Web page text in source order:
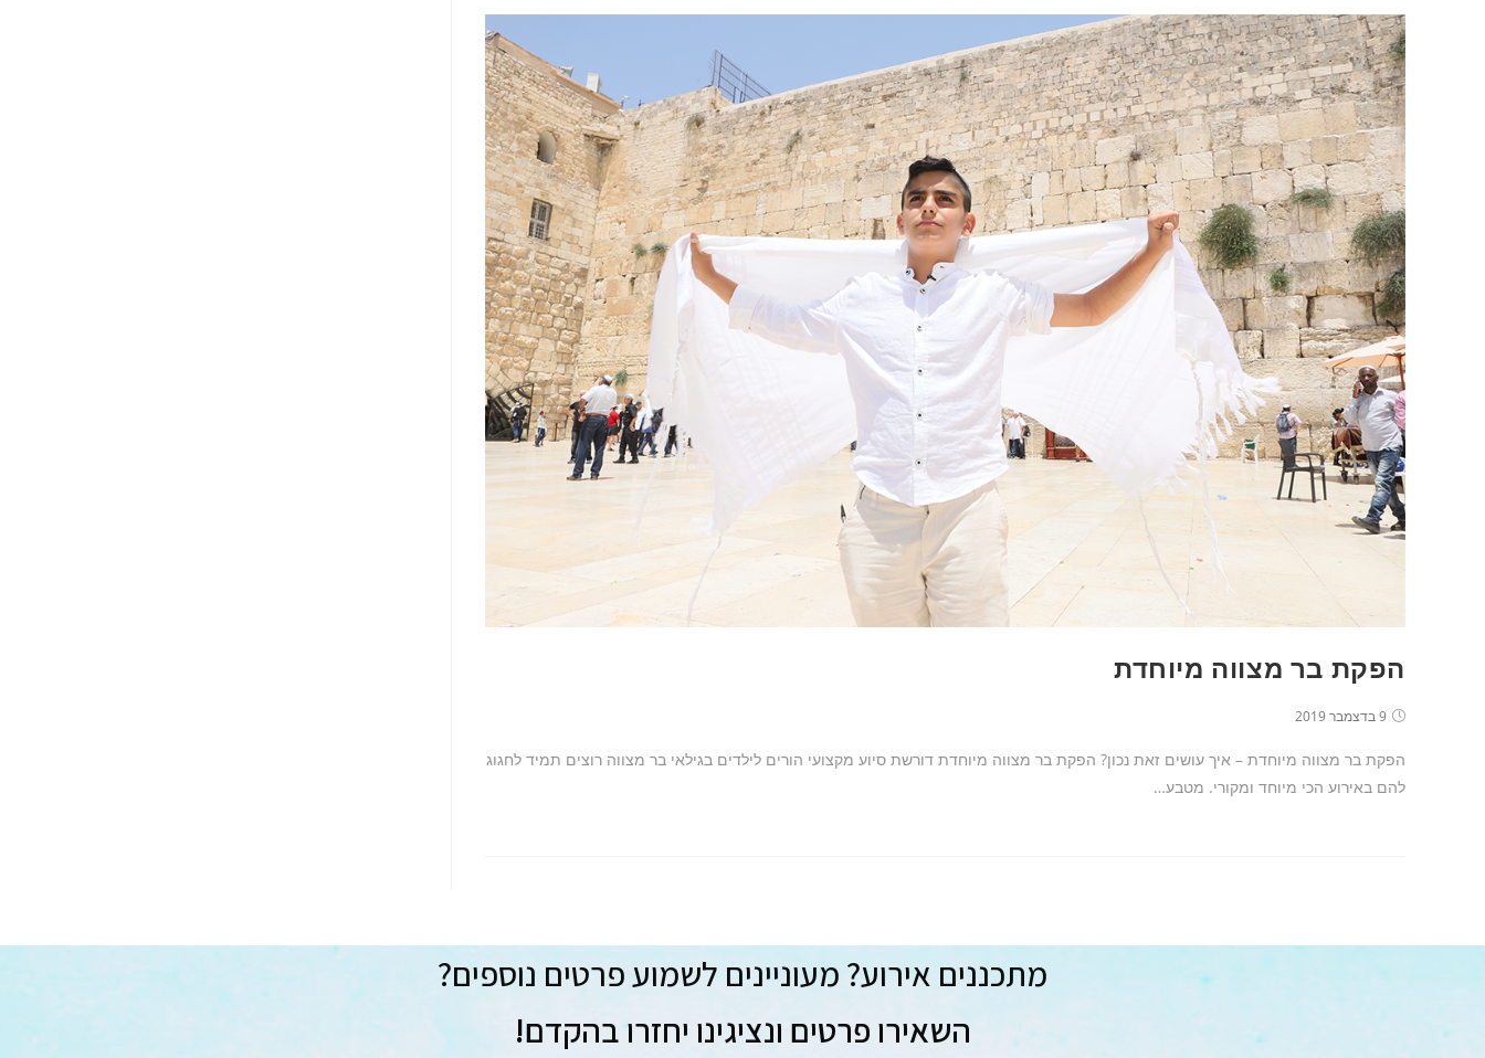
הפקת בר מצווה מיוחדת
9 בדצמבר 2019
הפקת בר מצווה מיוחדת – איך עושים זאת נכון? הפקת בר מצווה מיוחדת דורשת סיוע מקצועי הורים לילדים בגילאי בר מצווה רוצים תמיד לחגוג
להם באירוע הכי מיוחד ומקורי. מטבע…
מתכננים אירוע? מעוניינים לשמוע פרטים נוספים?
השאירו פרטים ונציגינו יחזרו בהקדם!